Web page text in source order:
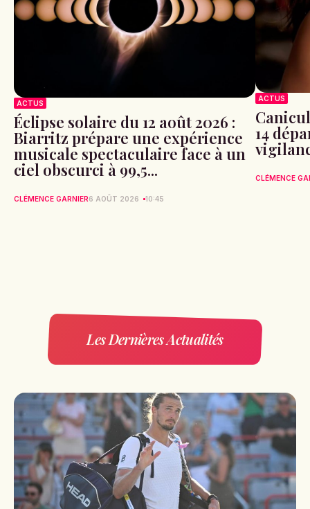
ACTUS
Éclipse solaire du 12 août 2026 :
Biarritz prépare une expérience
musicale spectaculaire face à un
ciel obscurci à 99,5...
CLÉMENCE GARNIER6 AOÛT 2026 10:45
ACTUS
14
CLÉMENCE
Les Dernières Actualités